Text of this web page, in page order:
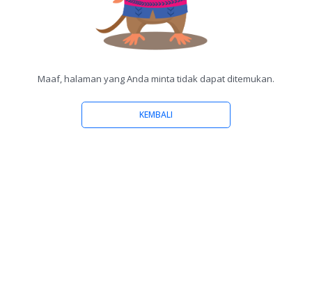
Maaf, halaman yang Anda minta tidak dapat ditemukan.
KEMBALI